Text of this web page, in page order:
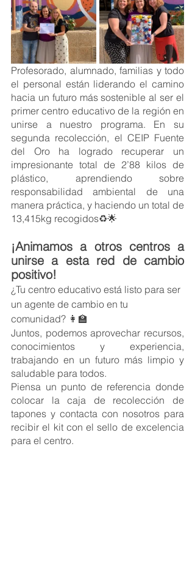
Profesorado, alumnado, familias y todo
el personal están liderando el camino
hacia un futuro más sostenible al ser el
primer centro educativo de la región en
unirse a nuestro programa. En su
segunda recolección, el CEIP Fuente
del Oro ha logrado recuperar un
impresionante total de 2’88 kilos de
plástico, aprendiendo sobre
responsabilidad ambiental de una
manera práctica, y haciendo un total de
13,415kg recogidos♻️🌟
¡Animamos a otros centros a
unirse a esta red de cambio
positivo!
¿Tu centro educativo está listo para ser
un agente de cambio en tu
comunidad? 👩‍🏫
Juntos, podemos aprovechar recursos,
conocimientos y experiencia,
trabajando en un futuro más limpio y
saludable para todos.
Piensa un punto de referencia donde
colocar la caja de recolección de
tapones y contacta con nosotros para
recibir el kit con el sello de excelencia
para el centro.